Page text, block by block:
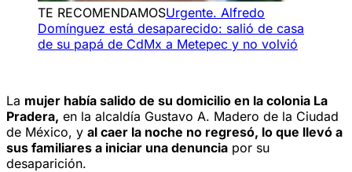
TE RECOMENDAMOSUrgente. Alfredo
Domínguez está desaparecido: salió de casa
de su papá de CdMx a Metepec y no volvió
La mujer había salido de su domicilio en la colonia La
Pradera, en la alcaldía Gustavo A. Madero de la Ciudad
de México, y al caer la noche no regresó, lo que llevó a
sus familiares a iniciar una denuncia por su
desaparición.